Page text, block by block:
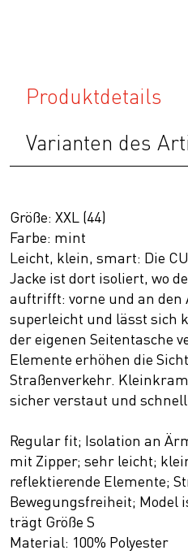
Produktdetails
Varianten des
Größe: XXL (44)
Farbe: mint
Leicht, klein, smart: Die
Jacke ist dort isoliert, wo
auftrifft: vorne und an den
superleicht und lässt sich
der eigenen Seitentasche
Elemente erhöhen die
Straßenverkehr.
sicher verstaut und
Regular fit; Isolation an
mit Zipper; sehr leicht;
reflektierende Elemente;
Bewegungsfreiheit; Model
trägt Größe S
Material: 100% Polyester